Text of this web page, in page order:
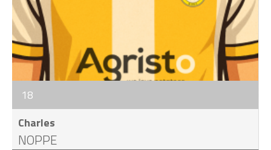
18
Charles
NOPPE